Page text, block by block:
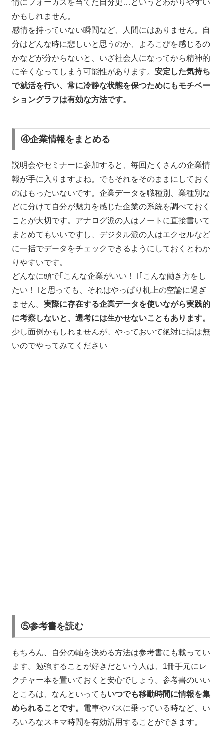
情にフォーカスを当てた自分史…というとわかりやすい
かもしれません。
感情を持っていない瞬間など、人間にはありません。自
分はどんな時に悲しいと思うのか、よろこびを感じるの
かなどが分からないと、いざ社会人になってから精神的
に辛くなってしまう可能性があります。 安定した気持ち
で就活を行い、常に冷静な状態を保つためにもモチベー
ショングラフは有効な方法です。
④企業情報をまとめる
説明会やセミナーに参加すると、毎回たくさんの企業情
報が手に入りますよね。でもそれをそのままにしておく
のはもったいないです。企業データを職種別、業種別な
どに分けて自分が魅力を感じた企業の系統を調べておく
ことが大切です。アナログ派の人はノートに直接書いて
まとめてもいいですし、デジタル派の人はエクセルなど
に一括でデータをチェックできるようにしておくとわか
りやすいです。
どんなに頭で｢こんな企業がいい！｣｢こんな働き方をし
たい！｣と思っても、それはやっぱり机上の空論に過ぎ
ません。 実際に存在する企業データを使いながら実践的
に考察しないと、選考には生かせないこともあります。
少し面倒かもしれませんが、やっておいて絶対に損は無
いのでやってみてください！
⑤参考書を読む
もちろん、自分の軸を決める方法は参考書にも載ってい
ます。勉強することが好きだという人は、1冊手元にレ
クチャー本を置いておくと安心でしょう。参考書のいい
ところは、なんといってもいつでも移動時間に情報を集
められることです。 電車やバスに乗っている時など、い
ろいろなスキマ時間を有効活用することができます。